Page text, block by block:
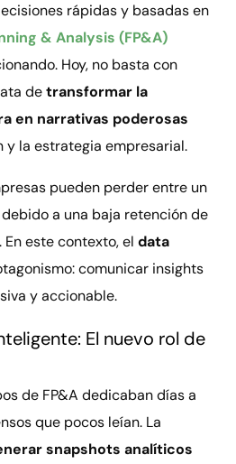
rápidas y basadas en
& Analysis (FP&A)
Hoy, no basta con
detransformar la
en narrativas poderosas
y la estrategia empresarial.
pueden perder entre un
debido a una baja retención de
En este contexto, eldata
comunicar insights
y accionable.
El nuevo rol de
de FP&A dedicaban días a
que pocos leían. La
snapshots analíticos